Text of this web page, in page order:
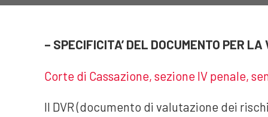
– SPECIFICITA’ DEL DOCUMENTO PER
Corte di Cassazione, sezione IV penale,
Il DVR (documento di valutazione dei